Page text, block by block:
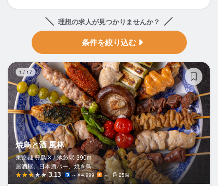
理想の求人が見つかりませんか？
条件を絞り込む
1 / 17
焼鳥と酒 風林
東京都 豊島区 / 池袋駅 390m
居酒屋、日本酒バー、焼き鳥
3.13 ～￥4,999 － 25席